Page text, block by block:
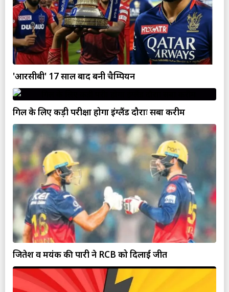
'आरसीबी' 17 साल बाद बनी चैम्पियन
गिल के लिए कड़ी परीक्षा होगा इंग्लैंड दौराः सबा करीम
जितेश व मयंक की पारी ने RCB को दिलाई जीत